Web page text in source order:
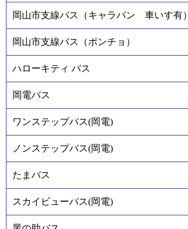
岡山市支線バス（キャラバン 車いす有）
岡山市支線バス（ポンチョ）
ハローキティ バス
岡電バス
ワンステップバス(岡電)
ノンステップバス(岡電)
たまバス
スカイビューバス(岡電)